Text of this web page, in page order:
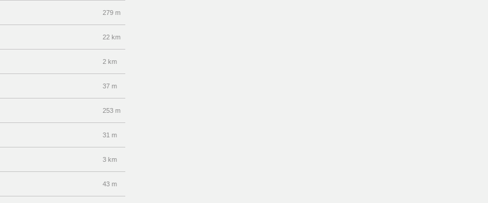
279 m
22 km
2 km
37 m
253 m
31 m
3 km
43 m